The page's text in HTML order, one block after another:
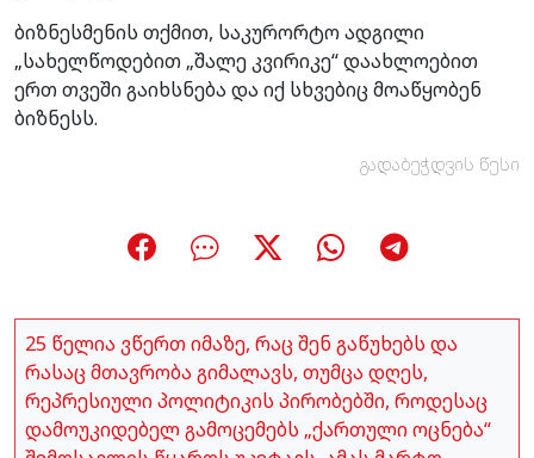
ბიზნესმენის თქმით, საკურორტო ადგილი
„სახელწოდებით „შალე კვირიკე“ დაახლოებით
ერთ თვეში გაიხსნება და იქ სხვებიც მოაწყობენ
ბიზნესს.
გადაბეჭდვის წესი
25 წელია ვწერთ იმაზე, რაც შენ გაწუხებს და
რასაც მთავრობა გიმალავს, თუმცა დღეს,
რეპრესიული პოლიტიკის პირობებში, როდესაც
დამოუკიდებელ გამოცემებს „ქართული ოცნება“